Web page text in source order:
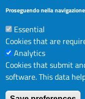
Note Legali
Privacy
Contatti
Proseguendo nella
Essential
Cookies that are
Analytics
Cookies that submit
software. This data